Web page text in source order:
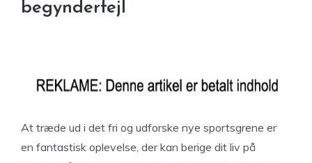
begynderfejl
At træde ud i det fri og udforske nye sportsgrene er
en fantastisk oplevelse, der kan berige dit liv på